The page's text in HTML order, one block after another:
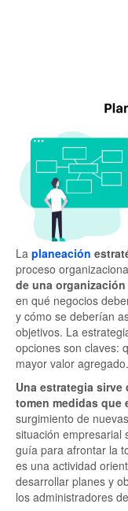
La planeación
proceso
de una
en qué negocios
y cómo se deberían
objetivos. La
opciones son claves:
mayor valor agregado.
Una estrategia
tomen medidas que
surgimiento de
situación empresarial
guía para afrontar la
es una actividad
desarrollar planes y
los administradores